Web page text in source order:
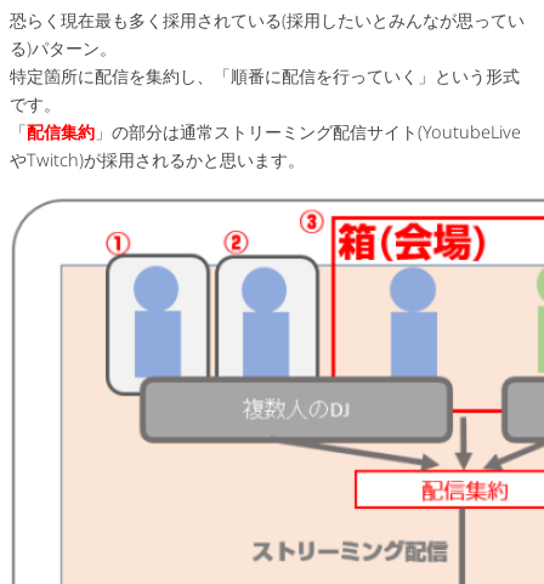
恐らく現在最も多く採用されている(採用したいとみんなが思ってい
る)パターン。
特定箇所に配信を集約し、「順番に配信を行っていく」という形式
です。
「配信集約 」の部分は通常ストリーミング配信サイト(YoutubeLive
やTwitch)が採用されるかと思います。